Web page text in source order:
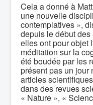
Cela a donné à
une nouvelle
contemplatives »,
depuis le début
elles ont pour objet
méditation sur la
été boudée par les
présent pas un jour
articles
dans des revues
« Nature », «